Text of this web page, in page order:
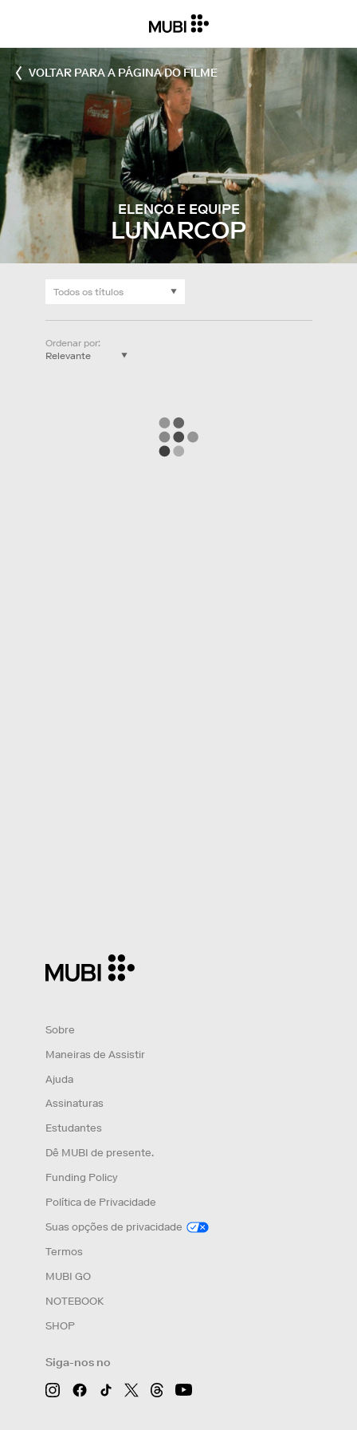
VOLTAR PARA A PÁGINA DO FILME
LUNARCOP
ELENCO E EQUIPE
Ordenar por:
Siga-nos no
Sobre
Maneiras de Assistir
Ajuda
Assinaturas
Estudantes
Dê MUBI de presente.
Funding Policy
Política de Privacidade
Suas opções de privacidade
Termos
MUBI GO
NOTEBOOK
SHOP